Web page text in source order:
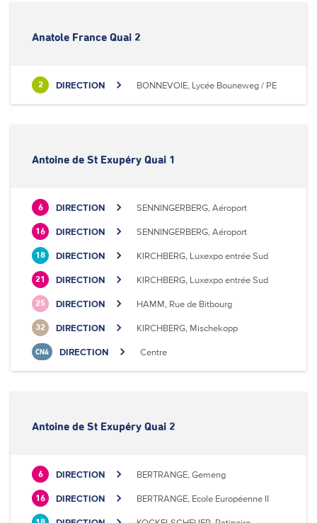
Anatole France Quai 2
2 DIRECTION BONNEVOIE, Lycée Bouneweg / PE
Antoine de St Exupéry Quai 1
6 DIRECTION SENNINGERBERG, Aéroport
16 DIRECTION SENNINGERBERG, Aéroport
18 DIRECTION KIRCHBERG, Luxexpo entrée Sud
21 DIRECTION KIRCHBERG, Luxexpo entrée Sud
25 DIRECTION HAMM, Rue de Bitbourg
32 DIRECTION KIRCHBERG, Mischekopp
CN4 DIRECTION Centre
Antoine de St Exupéry Quai 2
6 DIRECTION BERTRANGE, Gemeng
16 DIRECTION BERTRANGE, Ecole Européenne II